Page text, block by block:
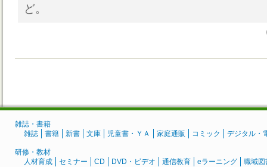
ど。
雑誌・書籍
雑誌
書籍 新書 文庫 児童書・ＹＡ 家庭通販 コミック デジタル・
研修・教材
人材育成
セミナー CD DVD・ビデオ 通信教育 eラーニング 職域図